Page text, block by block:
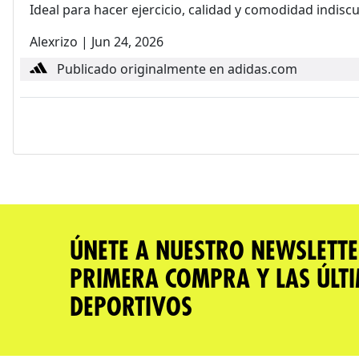
Ideal para hacer ejercicio, calidad y comodidad
Alexrizo | Jun 24, 2026
Publicado originalmente en adidas.com
ÚNETE A NUESTRO
PRIMERA COMPRA Y LAS
DEPORTIVOS